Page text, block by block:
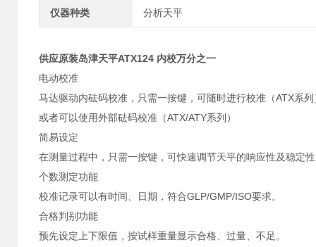
仪器种类 分析天平
供应原装岛津天平ATX124 内校万分之一
电动校准
马达驱动内砝码校准，只需一按键，可随时进行校准（ATX系列
或者可以使用外部砝码校准（ATX/ATY系列）
简易设定
在测量过程中，只需一按键，可快速调节天平的响应性及稳定
个数测定功能
校准记录可以有时间、日期，符合GLP/GMP/ISO要求。
合格判别功能
预先设定上下限值，按试样重量显示合格、过量、不足。